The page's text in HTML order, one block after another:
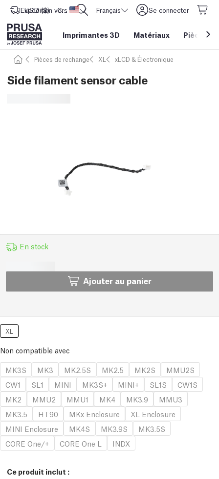
Expédition vers Etats-Unis d'Amérique
USD ($) CORE One L: Maintenant en stock ! Français Se connecter
Imprimantes 3D Matériaux Pièces&
Pièces de rechange XL xLCD & Électronique
Side filament sensor cable
En stock
Ajouter au panier
XL
Non compatible avec
MK3S
MK3 MK2.5S MK2.5 MK2S
MMU2S
CW1
SL1 MINI MK3S+ MINI+ SL1S
CW1S
MK2
MMU2 MMU1 MK4 MK3.9
MMU3
MK3.5
HT90 MKx Enclosure
XL Enclosure
MINI Enclosure
MK4S MK3.9S
MK3.5S
CORE One/+
CORE One L INDX
Ce produit inclut :